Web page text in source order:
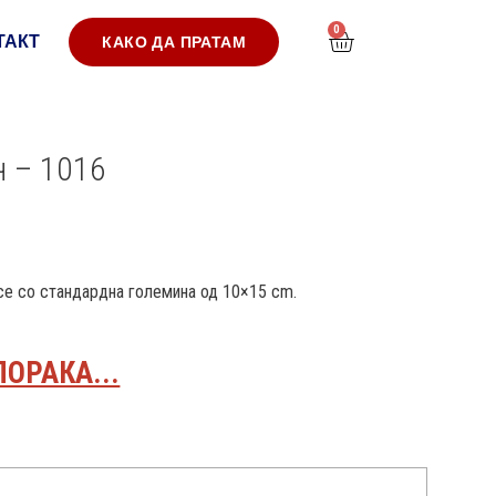
КАКО ДА ПРАТАМ
0
– 1016
со стандардна големина од 10×15 cm.